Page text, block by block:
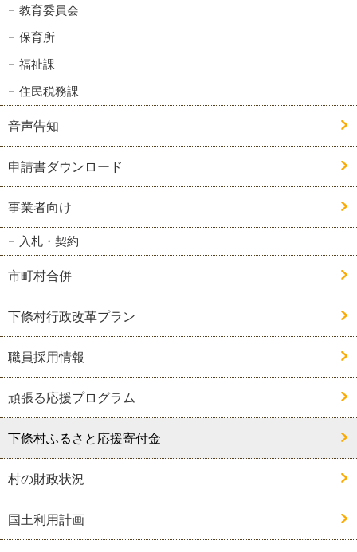
教育委員会
保育所
福祉課
住民税務課
音声告知
申請書ダウンロード
事業者向け
入札・契約
市町村合併
下條村行政改革プラン
職員採用情報
頑張る応援プログラム
下條村ふるさと応援寄付金
村の財政状況
国土利用計画